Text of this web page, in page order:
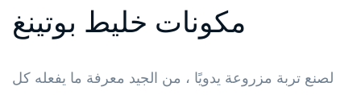
مكونات خليط بوتينغ
لصنع تربة مزروعة يدويًا ، من الجيد معرفة ما يفعله كل